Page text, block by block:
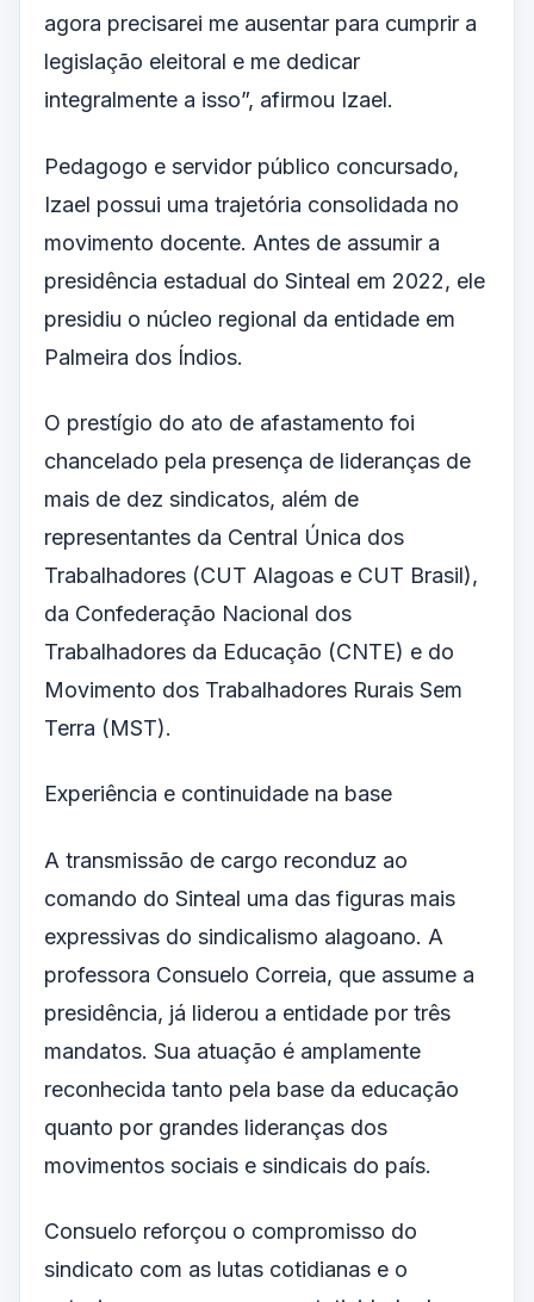
agora precisarei me ausentar para cumprir a
legislação eleitoral e me dedicar
integralmente a isso”, afirmou Izael.
Pedagogo e servidor público concursado,
Izael possui uma trajetória consolidada no
movimento docente. Antes de assumir a
presidência estadual do Sinteal em 2022, ele
presidiu o núcleo regional da entidade em
Palmeira dos Índios.
O prestígio do ato de afastamento foi
chancelado pela presença de lideranças de
mais de dez sindicatos, além de
representantes da Central Única dos
Trabalhadores (CUT Alagoas e CUT Brasil),
da Confederação Nacional dos
Trabalhadores da Educação (CNTE) e do
Movimento dos Trabalhadores Rurais Sem
Terra (MST).
Experiência e continuidade na base
A transmissão de cargo reconduz ao
comando do Sinteal uma das figuras mais
expressivas do sindicalismo alagoano. A
professora Consuelo Correia, que assume a
presidência, já liderou a entidade por três
mandatos. Sua atuação é amplamente
reconhecida tanto pela base da educação
quanto por grandes lideranças dos
movimentos sociais e sindicais do país.
Consuelo reforçou o compromisso do
sindicato com as lutas cotidianas e o